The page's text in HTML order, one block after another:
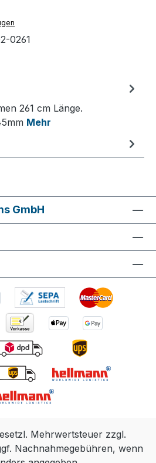
0261
261 cm Länge.
Mehr
GmbH
Mehrwertsteuer zzgl.
Nachnahmegebühren, wenn